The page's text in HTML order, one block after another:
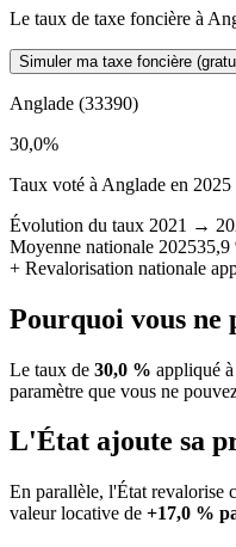
Le taux de taxe foncière à
Simuler ma taxe foncière
Anglade (33390)
30,0%
Taux voté à Anglade en 2025
Évolution du taux 2021 →
Moyenne nationale 202535,9
+ Revalorisation nationale
Pourquoi vous ne
Le taux de 30,0 % appliqué
paramètre que vous ne
L'État ajoute sa
En parallèle, l'État revalorise
valeur locative de +17,0 %